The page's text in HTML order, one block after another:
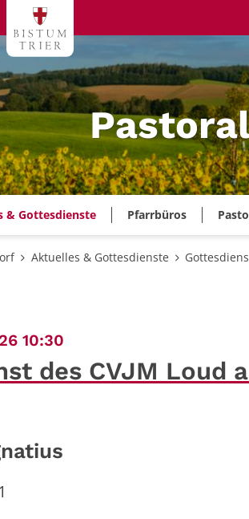
& Gottesdienste Pfarrbüros
Aktuelles & Gottesdienste
10:30
des CVJM Loud